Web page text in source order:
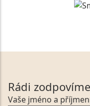
Rádi
Vaše jméno a